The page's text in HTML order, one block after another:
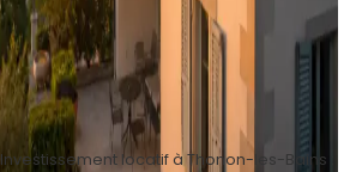
Investissement locatif à Thonon-les-Bains :